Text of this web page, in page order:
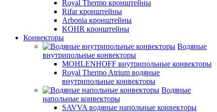
Royal Thermo кронштейны
Rifar кронштейны
Arbonia кронштейны
KOHR кронштейны
Конвекторы
Водяные
внутрипольные конвекторы
MOHLENHOFF внутрипольные конвекторы
Royal Thermo Atrium водяные
внутрипольные конвекторы
Водяные
напольные конвекторы
SAVVA водяные напольные конвекторы